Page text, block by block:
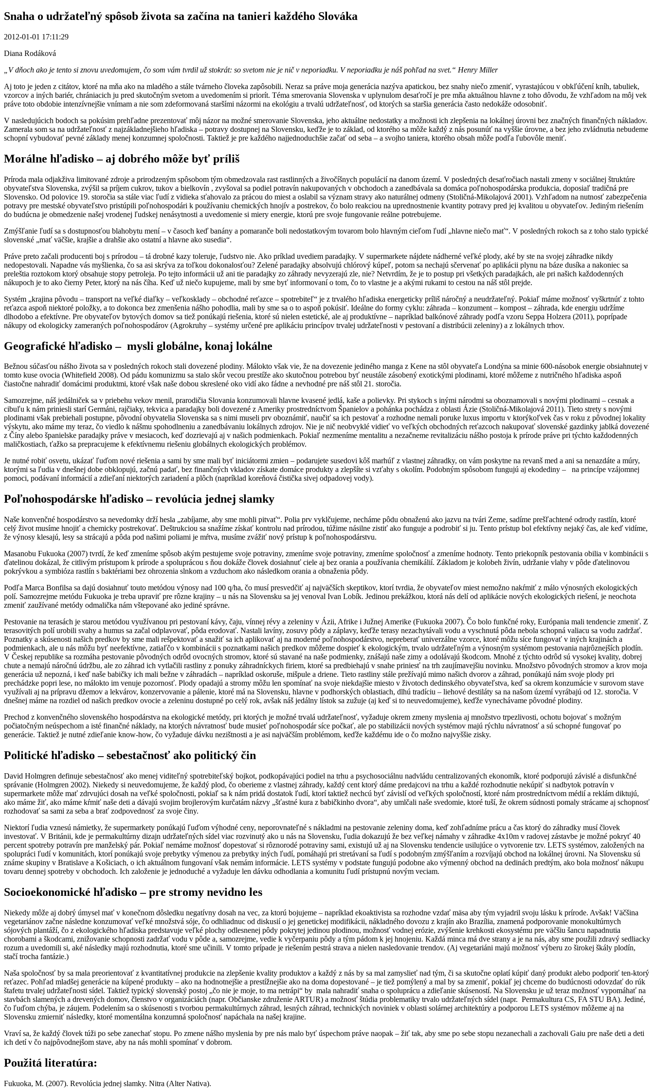
Snaha o udržateľný spôsob života sa začína na tanieri každého Slováka
2012-01-01 17:11:29
Diana Rodáková
„V dňoch ako je tento si znovu uvedomujem, čo som vám tvrdil už stokrát: so svetom nie je nič v neporiadku. V neporiadku je náš pohľad na svet.“ Henry Miller
Aj toto je jeden z citátov, ktoré na mňa ako na mladého a stále tvárneho človeka zapôsobili. Neraz sa práve moja generácia nazýva apatickou, bez snahy niečo zmeniť, vyrastajúcou v obkľúčení kníh, tabuliek,
vzorcov a iných bariér, chrániacich ju pred skutočným svetom a uvedomením si priorít. Téma smerovania Slovenska v uplynulom desaťročí je pre mňa aktuálnou hlavne z toho dôvodu, že vzhľadom na môj vek
práve toto obdobie intenzívnejšie vnímam a nie som zdeformovaná staršími názormi na ekológiu a trvalú udržateľnosť, od ktorých sa staršia generácia často nedokáže odosobniť.
V nasledujúcich bodoch sa pokúsim prehľadne prezentovať môj názor na možné smerovanie Slovenska, jeho aktuálne nedostatky a možnosti ich zlepšenia na lokálnej úrovni bez značných finančných nákladov.
Zamerala som sa na udržateľnosť z najzákladnejšieho hľadiska – potravy dostupnej na Slovensku, keďže je to základ, od ktorého sa môže každý z nás posunúť na vyššie úrovne, a bez jeho zvládnutia nebudeme
schopní vybudovať pevné základy menej konzumnej spoločnosti. Taktiež je pre každého najjednoduchšie začať od seba – a svojho taniera, ktorého obsah môže podľa ľubovôle meniť.
Morálne hľadisko – aj dobrého môže byť príliš
Príroda mala odjakživa limitované zdroje a prirodzeným spôsobom tým obmedzovala rast rastlinných a živočíšnych populácií na danom území. V posledných desaťročiach nastali zmeny v sociálnej štruktúre
obyvateľstva Slovenska, zvýšil sa príjem cukrov, tukov a bielkovín , zvyšoval sa podiel potravín nakupovaných v obchodoch a zanedbávala sa domáca poľnohospodárska produkcia, doposiaľ tradičná pre
Slovensko. Od polovice 19. storočia sa stále viac ľudí z vidieka sťahovalo za prácou do miest a oslabil sa význam stravy ako naturálnej odmeny (Stoličná-Mikolajová 2001). Vzhľadom na nutnosť zabezpečenia
potravy pre mestské obyvateľstvo pristúpili poľnohospodári k používaniu chemických hnojív a postrekov, čo bolo reakciou na uprednostnenie kvantity potravy pred jej kvalitou u obyvateľov. Jediným riešením
do budúcna je obmedzenie našej vrodenej ľudskej nenásytnosti a uvedomenie si miery energie, ktorú pre svoje fungovanie reálne potrebujeme.
Zmýšľanie ľudí sa s dostupnosťou blahobytu mení – v časoch keď banány a pomaranče boli nedostatkovým tovarom bolo hlavným cieľom ľudí „hlavne niečo mať“. V posledných rokoch sa z toho stalo typické
slovenské „mať väčšie, krajšie a drahšie ako ostatní a hlavne ako susedia“.
Práve preto začali producenti boj s prírodou – tá drobné kazy toleruje, ľudstvo nie. Ako príklad uvediem paradajky. V supermarkete nájdete nádherné veľké plody, aké by ste na svojej záhradke nikdy
nedopestovali. Napadne vás myšlienka, čo sa asi skrýva za toľkou dokonalosťou? Zelené paradajky absolvujú chlórový kúpeľ, potom sa nechajú sčervenať po aplikácii plynu na báze dusíka a nakoniec sa
preleštia roztokom ktorý obsahuje stopy petroleja. Po tejto informácii už ani tie paradajky zo záhrady nevyzerajú zle, nie? Netvrdím, že je to postup pri všetkých paradajkách, ale pri našich každodenných
nákupoch je to ako čierny Peter, ktorý na nás číha. Keď už niečo kupujeme, mali by sme byť informovaní o tom, čo to vlastne je a akými rukami to cestou na náš stôl prejde.
Systém „krajina pôvodu – transport na veľké diaľky – veľkosklady – obchodné reťazce – spotrebiteľ“ je z trvalého hľadiska energeticky príliš náročný a neudržateľný. Pokiaľ máme možnosť vyškrtnúť z tohto
reťazca aspoň niektoré položky, a to dokonca bez zmenšenia nášho pohodlia, mali by sme sa o to aspoň pokúsiť. Ideálne do formy cyklu: záhrada – konzument – kompost – záhrada, kde energiu udržíme
dlhodobo a efektívne. Pre obyvateľov bytových domov sa tiež ponúkajú riešenia, ktoré sú nielen estetické, ale aj produktívne – napríklad balkónové záhrady podľa vzoru Seppa Holzera (2011), poprípade
nákupy od ekologicky zameraných poľnohospodárov (Agrokruhy – systémy určené pre aplikáciu princípov trvalej udržateľnosti v pestovaní a distribúcii zeleniny) a z lokálnych trhov.
Geografické hľadisko – mysli globálne, konaj lokálne
Bežnou súčasťou nášho života sa v posledných rokoch stali dovezené plodiny. Málokto však vie, že na dovezenie jediného manga z Kene na stôl obyvateľa Londýna sa minie 600-násobok energie obsiahnutej v
tomto kuse ovocia (Whitefield 2008). Od pádu komunizmu sa stalo skôr vecou prestíže ako skutočnou potrebou byť neustále zásobený exotickými plodinami, ktoré môžeme z nutričného hľadiska aspoň
čiastočne nahradiť domácimi produktmi, ktoré však naše dobou skreslené oko vidí ako fádne a nevhodné pre náš stôl 21. storočia.
Samozrejme, náš jedálniček sa v priebehu vekov menil, prarodičia Slovania konzumovali hlavne kvasené jedlá, kaše a polievky. Pri stykoch s inými národmi sa oboznamovali s novými plodinami – cesnak a
cibuľu k nám priniesli starí Germáni, rajčiaky, tekvica a paradajky boli dovezené z Ameriky prostredníctvom Španielov a pohánka pochádza z oblasti Ázie (Stoličná-Mikolajová 2011). Tieto strety s novými
plodinami však prebiehali postupne, pôvodní obyvatelia Slovenska sa s nimi museli prv oboznámiť, naučiť sa ich pestovať a rozhodne nemali poruke luxus importu v ktorýkoľvek čas v roku z pôvodnej lokality
výskytu, ako máme my teraz, čo viedlo k nášmu spohodlneniu a zanedbávaniu lokálnych zdrojov. Nie je nič neobvyklé vidieť vo veľkých obchodných reťazcoch nakupovať slovenské gazdinky jablká dovezené
z Číny alebo španielske paradajky práve v mesiacoch, keď dozrievajú aj v našich podmienkach. Pokiaľ nezmeníme mentalitu a nezačneme revitalizáciu nášho postoja k prírode práve pri týchto každodenných
maličkostiach, ťažko sa prepracujeme k efektívnemu riešeniu globálnych ekologických problémov.
Je nutné robiť osvetu, ukázať ľuďom nové riešenia a sami by sme mali byť iniciátormi zmien – podarujete susedovi kôš marhúľ z vlastnej záhradky, on vám poskytne na revanš med a ani sa nenazdáte a múry,
ktorými sa ľudia v dnešnej dobe obklopujú, začnú padať, bez finančných vkladov získate domáce produkty a zlepšíte si vzťahy s okolím. Podobným spôsobom fungujú aj ekodediny – na princípe vzájomnej
pomoci, podávaní informácií a zdieľaní niektorých zariadení a plôch (napríklad koreňová čistička sivej odpadovej vody).
Poľnohospodárske hľadisko – revolúcia jednej slamky
Naše konvenčné hospodárstvo sa nevedomky drží hesla „zabíjame, aby sme mohli pitvať“. Polia prv vyklčujeme, necháme pôdu obnaženú ako jazvu na tvári Zeme, sadíme prešľachtené odrody rastlín, ktoré
celý život musíme hnojiť a chemicky postrekovať. Deštrukciou sa snažíme získať kontrolu nad prírodou, túžime násilne zistiť ako funguje a podrobiť si ju. Tento prístup bol efektívny nejaký čas, ale keď vidíme,
že výnosy klesajú, lesy sa strácajú a pôda pod našimi poliami je mŕtva, musíme zvážiť nový prístup k poľnohospodárstvu.
Masanobu Fukuoka (2007) tvrdí, že keď zmeníme spôsob akým pestujeme svoje potraviny, zmeníme svoje potraviny, zmeníme spoločnosť a zmeníme hodnoty. Tento priekopník pestovania obilia v kombinácii s
ďatelinou dokázal, že citlivým prístupom k prírode a spoluprácou s ňou dokáže človek dosiahnuť ciele aj bez orania a používania chemikálií. Základom je kolobeh živín, udržanie vlahy v pôde ďatelinovou
pokrývkou a symbióza rastlín s baktériami bez ohrozenia slnkom a vzduchom ako následkom orania a obnaženia pôdy.
Podľa Marca Bonfilsa sa dajú dosiahnuť touto metódou výnosy nad 100 q/ha, čo musí presvedčiť aj najväčších skeptikov, ktorí tvrdia, že obyvateľov miest nemožno nakŕmiť z málo výnosných ekologických
polí. Samozrejme metódu Fukuoka je treba upraviť pre rôzne krajiny – u nás na Slovensku sa jej venoval Ivan Lobík. Jedinou prekážkou, ktorá nás delí od aplikácie nových ekologických riešení, je neochota
zmeniť zaužívané metódy odmalička nám vštepované ako jediné správne.
Pestovanie na terasách je starou metódou využívanou pri pestovaní kávy, čaju, vínnej révy a zeleniny v Ázii, Afrike i Južnej Amerike (Fukuoka 2007). Čo bolo funkčné roky, Európania mali tendencie zmeniť. Z
terasovitých polí urobili svahy a humus sa začal odplavovať, pôda erodovať. Nastali lavíny, zosuvy pôdy a záplavy, keďže terasy nezachytávali vodu a vyschnutá pôda nebola schopná valiacu sa vodu zadržať.
Poznatky a skúsenosti našich predkov by sme mali rešpektovať a snažiť sa ich aplikovať aj na moderné poľnohospodárstvo, nepreberať univerzálne vzorce, ktoré môžu síce fungovať v iných krajinách a
podmienkach, ale u nás môžu byť neefektívne, zatiaľčo v kombinácii s poznatkami našich predkov môžeme dospieť k ekologickým, trvalo udržateľným a výnosným systémom pestovania najrôznejších plodín.
V Českej republike sa rozmáha pestovanie pôvodných odrôd ovocných stromov, ktoré sú stavané na naše podmienky, znášajú naše zimy a odolávajú škodcom. Mnohé z týchto odrôd sú vysokej kvality, dobrej
chute a nemajú náročnú údržbu, ale zo záhrad ich vytlačili rastliny z ponuky záhradníckych firiem, ktoré sa predbiehajú v snahe priniesť na trh zaujímavejšiu novinku. Množstvo pôvodných stromov a krov moja
generácia už nepozná, i keď naše babičky ich mali bežne v záhradách – napríklad oskoruše, mišpule a driene. Tieto rastliny stále prežívajú mimo našich dvorov a záhrad, ponúkajú nám svoje plody pri
prechádzke popri lese, no málokto im venuje pozornosť. Plody opadajú a stromy môžu len spomínať na svoje niekdajšie miesto v životoch dedinského obyvateľstva, keď sa okrem konzumácie v surovom stave
využívali aj na prípravu džemov a lekvárov, konzervovanie a pálenie, ktoré má na Slovensku, hlavne v podhorských oblastiach, dlhú tradíciu – liehové destiláty sa na našom území vyrábajú od 12. storočia. V
dnešnej máme na rozdiel od našich predkov ovocie a zeleninu dostupné po celý rok, avšak náš jedálny lístok sa zužuje (aj keď si to neuvedomujeme), keďže vynechávame pôvodné plodiny.
Prechod z konvenčného slovenského hospodárstva na ekologické metódy, pri ktorých je možné trvalá udržateľnosť, vyžaduje okrem zmeny myslenia aj množstvo trpezlivosti, ochotu bojovať s možným
počiatočným neúspechom a isté finančné náklady, na ktorých návratnosť bude musieť poľnohospodár síce počkať, ale po stabilizácii nových systémov majú rýchlu návratnosť a sú schopné fungovať po
generácie. Taktiež je nutné zdieľanie know-how, čo vyžaduje dávku nezištnosti a je asi najväčším problémom, keďže každému ide o čo možno najvyššie zisky.
Politické hľadisko – sebestačnosť ako politický čin
David Holmgren definuje sebestačnosť ako menej viditeľný spotrebiteľský bojkot, podkopávajúci podiel na trhu a psychosociálnu nadvládu centralizovaných ekonomík, ktoré podporujú závislé a disfunkčné
správanie (Holmgren 2002). Niekedy si neuvedomujeme, že každý plod, čo oberieme z vlastnej záhrady, každý cent ktorý dáme predajcovi na trhu a každé rozhodnutie nekúpiť si nadbytok potravín v
supermarkete môže mať zdrvujúci dosah na veľké spoločnosti, pokiaľ sa k nám pridá dostatok ľudí, ktorí taktiež nechcú byť závislí od veľkých spoločností, ktoré nám prostredníctvom médií a reklám diktujú,
ako máme žiť, ako máme kŕmiť naše deti a dávajú svojim brojlerovým kurčatám názvy „šťastné kura z babičkinho dvora“, aby umlčali naše svedomie, ktoré tuší, že okrem súdnosti pomaly strácame aj schopnosť
rozhodovať sa sami za seba a brať zodpovednosť za svoje činy.
Niektorí ľudia vznesú námietky, že supermarkety ponúkajú ľuďom výhodné ceny, neporovnateľné s nákladmi na pestovanie zeleniny doma, keď zohľadníme prácu a čas ktorý do záhradky musí človek
investovať. V Británii, kde je permakultúrny dizajn udržateľných sídel viac rozvinutý ako u nás na Slovensku, ľudia dokazujú že bez veľkej námahy v záhradke 4x10m v radovej zástavbe je možné pokryť 40
percent spotreby potravín pre manželský pár. Pokiaľ nemáme možnosť dopestovať si rôznorodé potraviny sami, existujú už aj na Slovensku tendencie usilujúce o vytvorenie tzv. LETS systémov, založených na
spolupráci ľudí v komunitách, ktorí ponúkajú svoje prebytky výmenou za prebytky iných ľudí, pomáhajú pri stretávaní sa ľudí s podobným zmýšľaním a rozvíjajú obchod na lokálnej úrovni. Na Slovensku sú
známe skupiny v Bratislave a Košiciach, o ich aktuálnom fungovaní však nemám informácie. LETS systémy v podstate fungujú podobne ako výmenný obchod na dedinách predtým, ako bola možnosť nákupu
tovaru dennej spotreby v obchodoch. Ich založenie je jednoduché a vyžaduje len dávku odhodlania a komunitu ľudí prístupnú novým veciam.
Socioekonomické hľadisko – pre stromy nevidno les
Niekedy môže aj dobrý úmysel mať v konečnom dôsledku negatívny dosah na vec, za ktorú bojujeme – napríklad ekoaktivista sa rozhodne vzdať mäsa aby tým vyjadril svoju lásku k prírode. Avšak! Väčšina
vegetariánov začne následne konzumovať veľké množstvá sóje, čo odhliadnuc od diskusií o jej genetickej modifikácii, nákladného dovozu z krajín ako Brazília, znamená podporovanie monokultúrnych
sójových plantáží, čo z ekologického hľadiska predstavuje veľké plochy odlesnenej pôdy pokrytej jedinou plodinou, možnosť vodnej erózie, zvýšenie krehkosti ekosystému pre väčšiu šancu napadnutia
chorobami a škodcami, znižovanie schopnosti zadržať vodu v pôde a, samozrejme, vedie k vyčerpaniu pôdy a tým pádom k jej hnojeniu. Každá minca má dve strany a je na nás, aby sme použili zdravý sedliacky
rozum a uvedomili si, aké následky majú rozhodnutia, ktoré sme učinili. V tomto prípade je riešením pestrá strava a nielen nasledovanie trendov. (Aj vegetariáni majú možnosť výberu zo širokej škály plodín,
stačí trocha fantázie.)
Naša spoločnosť by sa mala preorientovať z kvantitatívnej produkcie na zlepšenie kvality produktov a každý z nás by sa mal zamyslieť nad tým, či sa skutočne oplatí kúpiť daný produkt alebo podporiť ten-ktorý
reťazec. Pohľad mladšej generácie na kúpené produkty – ako na hodnotnejšie a prestížnejšie ako na doma dopestované – je tiež pomýlený a mal by sa zmeniť, pokiaľ jej chceme do budúcnosti odovzdať do rúk
štafetu trvalej udržateľnosti sídel. Taktiež typický slovenský postoj „čo nie je moje, to ma netrápi“ by mala nahradiť snaha o spoluprácu a zdieľanie skúseností. Na Slovensku je už teraz možnosť vypomáhať na
stavbách slamených a drevených domov, členstvo v organizáciách (napr. Občianske združenie ARTUR) a možnosť štúdia problematiky trvalo udržateľných sídel (napr. Permakultura CS, FA STU BA). Jediné,
čo ľuďom chýba, je záujem. Podelením sa o skúsenosti s tvorbou permakultúrnych záhrad, lesných záhrad, technických noviniek v oblasti solárnej architektúry a podporou LETS systémov môžeme aj na
Slovensku zmierniť následky, ktoré momentálna konzumná spoločnosť napáchala na našej krajine.
Vraví sa, že každý človek túži po sebe zanechať stopu. Po zmene nášho myslenia by pre nás malo byť úspechom práve naopak – žiť tak, aby sme po sebe stopu nezanechali a zachovali Gaiu pre naše deti a deti
ich detí v čo najpôvodnejšom stave, aby na nás mohli spomínať v dobrom.
Použitá literatúra:
Fukuoka, M. (2007). Revolúcia jednej slamky. Nitra (Alter Nativa).